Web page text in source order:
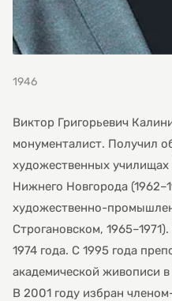
1946
Виктор Григорьевич
монументалист. Получил
художественных училищах
Нижнего Новгорода
художественно-
Строгановском,
1974 года. С 1995 года
академической живописи
В 2001 году избран